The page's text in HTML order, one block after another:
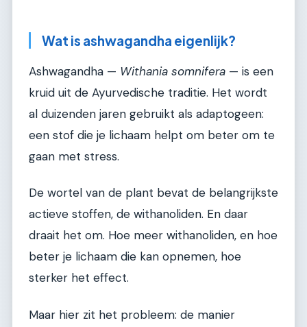
Wat is ashwagandha eigenlijk?
Ashwagandha — Withania somnifera — is een
kruid uit de Ayurvedische traditie. Het wordt
al duizenden jaren gebruikt als adaptogeen:
een stof die je lichaam helpt om beter om te
gaan met stress.
De wortel van de plant bevat de belangrijkste
actieve stoffen, de withanoliden. En daar
draait het om. Hoe meer withanoliden, en hoe
beter je lichaam die kan opnemen, hoe
sterker het effect.
Maar hier zit het probleem: de manier